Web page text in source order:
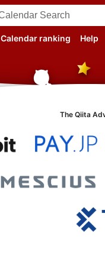
Calendar ranking Help
The Qiita